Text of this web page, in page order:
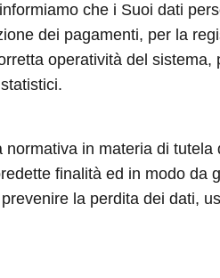
che i Suoi dati
dei pagamenti, per la
operatività del sistema,
in materia di tutela
finalità ed in modo da
la perdita dei dati,